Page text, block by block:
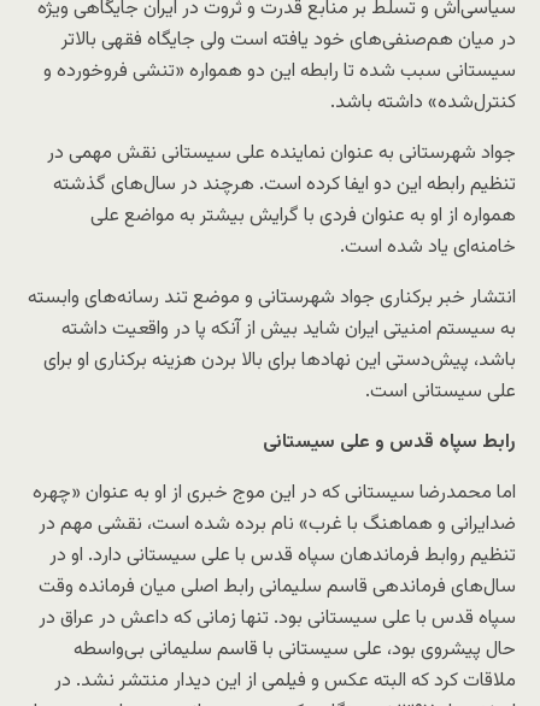
سیاسی‌اش و تسلط بر منابع قدرت و ثروت در ایران جایگاهی ویژه
در میان هم‌صنفی‌های خود یافته است ولی جایگاه فقهی بالاتر
سیستانی سبب شده تا رابطه این دو همواره «تنشی فروخورده و
کنترل‌شده» داشته باشد.
جواد شهرستانی به عنوان نماینده علی سیستانی نقش مهمی در
تنظیم رابطه این دو ایفا کرده است. هرچند در سال‌های گذشته
همواره از او به عنوان فردی با گرایش بیشتر به مواضع علی
خامنه‌ای یاد شده است.
انتشار خبر برکناری جواد شهرستانی و موضع تند رسانه‌های وابسته
به سیستم امنیتی ایران شاید بیش از آنکه پا در واقعیت داشته
باشد، پیش‌دستی این نهادها برای بالا بردن هزینه برکناری او برای
علی سیستانی است.
رابط سپاه قدس و علی سیستانی
اما محمدرضا سیستانی که در این موج خبری از او به عنوان «چهره
ضدایرانی و هماهنگ با غرب» نام برده شده است، نقشی مهم در
تنظیم روابط فرماندهان سپاه قدس با علی سیستانی دارد. او در
سال‌های فرماندهی قاسم سلیمانی رابط اصلی میان فرمانده وقت
سپاه قدس با علی سیستانی بود. تنها زمانی که داعش در عراق در
حال پیشروی بود، علی سیستانی با قاسم سلیمانی بی‌واسطه
ملاقات کرد که البته عکس و فیلمی از این دیدار منتشر نشد. در